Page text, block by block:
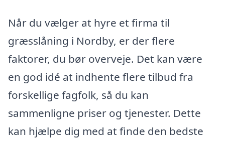
Når du vælger at hyre et firma til
græsslåning i Nordby, er der flere
faktorer, du bør overveje. Det kan være
en god idé at indhente flere tilbud fra
forskellige fagfolk, så du kan
sammenligne priser og tjenester. Dette
kan hjælpe dig med at finde den bedste